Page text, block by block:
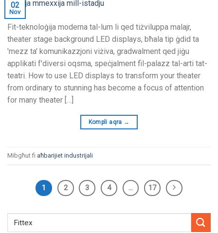
02
Nov
Fit-teknoloġija moderna tal-lum li qed tiżviluppa malajr,
theater stage background LED displays, bħala tip ġdid ta
'mezz ta' komunikazzjoni viżiva, gradwalment qed jiġu
applikati f'diversi oqsma, speċjalment fil-palazz tal-arti tat-
teatri. How to use LED displays to transform your theater
from ordinary to stunning has become a focus of attention
for many theater […]
Kompli aqra →
Mibgħut fi aħbarijiet industrijali
1 2 3 4 … 17